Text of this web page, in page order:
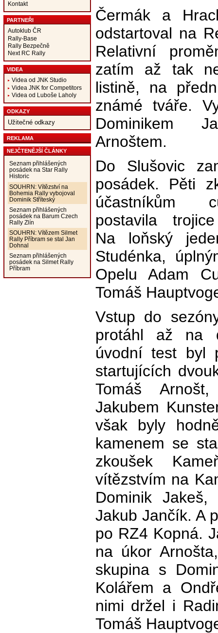
Kontakt
PARTNEŘI
Autoklub ČR
Rally-Base
Rally Bezpečně
Next RC Rally
VIDEA
Videa od JNK Studio
Videa JNK for Competitors
Videa od Luboše Laholy
ODKAZY
Užitečné odkazy
REKLAMA
NEJČTENĚJŠÍ ČLÁNKY
Seznam přihlášených
posádek na Star Rally
Historic
SOUHRN: Vítězství na
Bohemia Rally vybojoval
Dominik Stříteský
Seznam přihlášených
posádek na Barum Czech
Rally Zlín
SOUHRN: Vítězem Silmet
Rally Příbram se stal Jan
Dohnal
Seznam přihlášených
posádek na Silmet Rally
Příbram
Čermák a
odstartoval na
Relativní
zatím až tak
listině, na
známé tváře.
Dominikem
Arnoštem.
Do Slušovic
posádek. Pěti
účastníkům
postavila
Na loňský
Studénka,
Opelu Adam
Tomáš
Vstup do
protáhl až na
úvodní test byl
startujících
Tomáš
Jakubem
však byly
kamenem se
zkoušek
vítězstvím na
Dominik
Jakub Jančík. A
po RZ4 Kopná.
na úkor
skupina s
Kolářem a
nimi držel i
Tomáš